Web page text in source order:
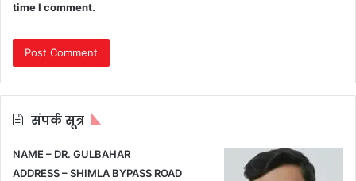
time I comment.
संपर्क सूत्र
NAME – DR. GULBAHAR
ADDRESS – SHIMLA BYPASS ROAD